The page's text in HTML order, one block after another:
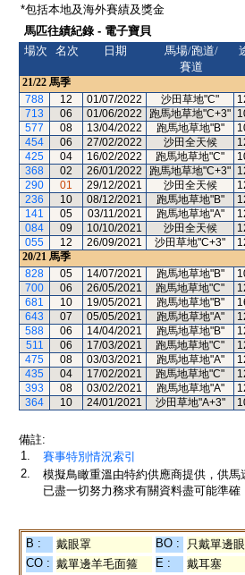
*包括本地及海外賽績及獎金
馬匹往績紀錄 - 電子寶貝
場次
名次 日期
馬場/跑道/
賽道
21/22 馬季
788
12 01/07/2022 沙田草地"C"
713
06 01/06/2022 跑馬地草地"C+3"
577
08 13/04/2022 跑馬地草地"B"
454
06 27/02/2022 沙田全天候
425
04 16/02/2022 跑馬地草地"C"
368
02 26/01/2022 跑馬地草地"C+3"
290
01 29/12/2021 沙田全天候
236
10 08/12/2021 跑馬地草地"B"
141
05 03/11/2021 跑馬地草地"A"
084
09 10/10/2021 沙田全天候
055
12 26/09/2021 沙田草地"C+3"
20/21 馬季
828
05 14/07/2021 跑馬地草地"B"
700
06 26/05/2021 跑馬地草地"C"
681
10 19/05/2021 跑馬地草地"B"
643
07 05/05/2021 跑馬地草地"A"
588
06 14/04/2021 跑馬地草地"B"
511
06 17/03/2021 跑馬地草地"C"
475
08 03/03/2021 跑馬地草地"A"
435
04 17/02/2021 跑馬地草地"C"
393
08 03/02/2021 跑馬地草地"A"
364
10 24/01/2021 沙田草地"A+3"
備註:
1.
賽事特別情況索引
2.
模擬鳥瞰重溫由特約供應商提供，供
已盡一切努力務求有關資料盡可能準
B : 戴眼罩 BO : 只戴單邊
CO : 戴單邊羊毛面箍 E : 戴耳塞